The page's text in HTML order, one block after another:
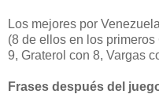
Los mejores por
(8 de ellos en los
9, Graterol con 8, Vargas
Frases después del